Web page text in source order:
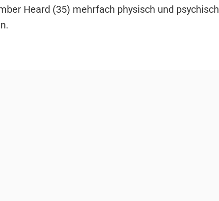
Heard (35) mehrfach physisch und psychisch